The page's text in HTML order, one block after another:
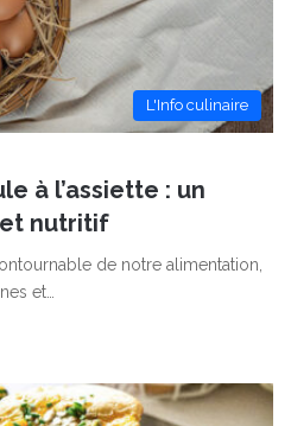
L'Info culinaire
à l’assiette : un
nutritif
de notre alimentation,
et…